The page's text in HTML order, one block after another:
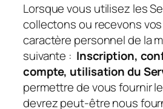
Lorsque vous utilisez les
collectons ou recevons
caractère personnel de la
suivante : Inscription,
compte, utilisation du
permettre de vous fournir
devrez peut-être nous